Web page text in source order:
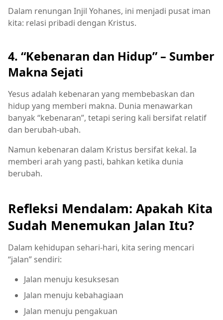
Dalam renungan Injil Yohanes, ini menjadi pusat iman
kita: relasi pribadi dengan Kristus.
4. “Kebenaran dan Hidup” – Sumber
Makna Sejati
Yesus adalah kebenaran yang membebaskan dan
hidup yang memberi makna. Dunia menawarkan
banyak “kebenaran”, tetapi sering kali bersifat relatif
dan berubah-ubah.
Namun kebenaran dalam Kristus bersifat kekal. Ia
memberi arah yang pasti, bahkan ketika dunia
berubah.
Refleksi Mendalam: Apakah Kita
Sudah Menemukan Jalan Itu?
Dalam kehidupan sehari-hari, kita sering mencari
“jalan” sendiri:
Jalan menuju kesuksesan
Jalan menuju kebahagiaan
Jalan menuju pengakuan